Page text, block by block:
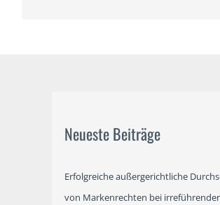
Neueste Beiträge
Erfolgreiche außergerichtliche
von Markenrechten bei irreführender